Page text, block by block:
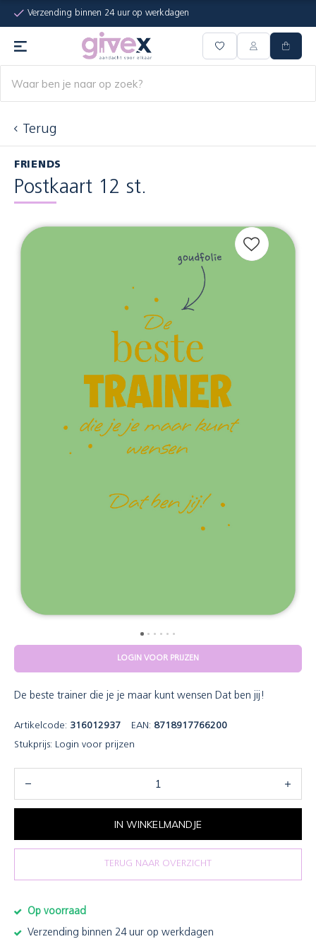
Verzending binnen 24 uur op werkdagen
Terug
FRIENDS
Postkaart 12 st.
LOGIN VOOR PRIJZEN
De beste trainer die je je maar kunt wensen Dat ben jij!
Artikelcode: 316012937 EAN: 8718917766200
Stukprijs: Login voor prijzen
IN WINKELMANDJE
TERUG NAAR OVERZICHT
Op voorraad
Verzending binnen 24 uur op werkdagen